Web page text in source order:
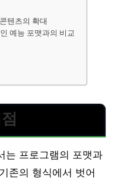
텐츠의 확대
예능 포맷과의 비교
는 프로그램의 포맷과
존의 형식에서 벗어